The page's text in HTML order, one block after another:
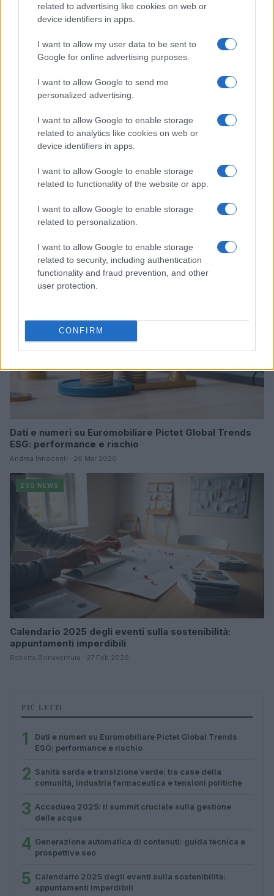
related to advertising like cookies on web or
device identifiers in apps.
I want to allow my user data to be sent to
Google for online advertising purposes.
I want to allow Google to send me
personalized advertising.
I want to allow Google to enable storage
related to analytics like cookies on web or
device identifiers in apps.
I want to allow Google to enable storage
related to functionality of the website or app.
I want to allow Google to enable storage
related to personalization.
I want to allow Google to enable storage
related to security, including authentication
functionality and fraud prevention, and other
user protection.
CONFIRM
ESG NEWS
comunità, industria farmaceutica e tensioni politiche
Ilaria Galli · 15 Giu 2026
ESG NEWS
Dati e numeri su Euromobiliare Pictet Global Trends
ESG: performance e rischio
Andrea Innocenti · 26 Mar 2026
ESG NEWS
Calendario 2025 degli eventi sulla sostenibilità:
appuntamenti imperdibili
Roberta Bonaventura · 27 Feb 2026
PIÙ LETTI
1
Dati e numeri su Euromobiliare Pictet Global Trends
ESG: performance e rischio
2 Sanità sarda e transizione verde: tra case della
comunità, industria farmaceutica e tensioni politiche
3 Accadueo 2025: il summit cruciale sulla gestione
delle acque
4 Generazione automatica di contenuti: guida tecnica e
prospettive seo
5 Calendario 2025 degli eventi sulla sostenibilità:
appuntamenti imperdibili